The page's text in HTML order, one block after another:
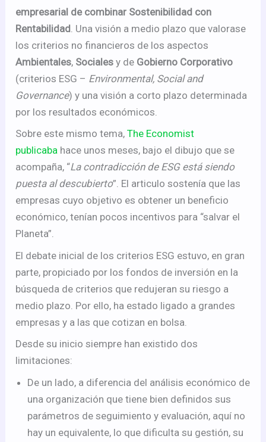
empresarial de combinar Sostenibilidad con
Rentabilidad . Una visión a medio plazo que valorase
los criterios no financieros de los aspectos
Ambientales, Sociales y de Gobierno Corporativo
(criterios ESG – Environmental, Social and
Governance) y una visión a corto plazo determinada
por los resultados económicos.
Sobre este mismo tema,The Economist
publicaba hace unos meses, bajo el dibujo que se
acompaña, “La contradicción de ESG está siendo
puesta al descubierto”. El articulo sostenía que las
empresas cuyo objetivo es obtener un beneficio
económico, tenían pocos incentivos para “salvar el
Planeta”.
El debate inicial de los criterios ESG estuvo, en gran
parte, propiciado por los fondos de inversión en la
búsqueda de criterios que redujeran su riesgo a
medio plazo. Por ello, ha estado ligado a grandes
empresas y a las que cotizan en bolsa.
Desde su inicio siempre han existido dos
limitaciones:
De un lado, a diferencia del análisis económico de
una organización que tiene bien definidos sus
parámetros de seguimiento y evaluación, aquí no
hay un equivalente, lo que dificulta su gestión, su